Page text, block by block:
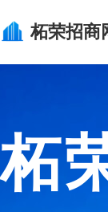
柘荣招商
柘